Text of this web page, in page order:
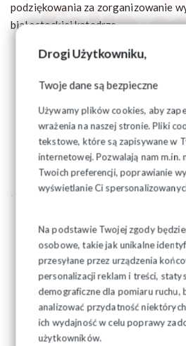
Drogi Użytkowniku,
Twoje dane są bezpieczne
Używamy plików cookies, aby
wrażenia na naszej stronie. Pliki
tekstowe, które są zapisywane w
internetowej. Pozwalają nam m.in.
Twoich preferencji, poprawianie
wyświetlanie Ci
Na podstawie Twojej zgody
osobowe, takie jak unikalne
przesyłane przez urządzenia
personalizacji reklam i treści,
demograficzne dla pomiaru ruchu,
analizować przydatność
ich wydajność w celu poprawy
użytkowników.
podziękowania za zorganizowanie
białostockiej katedrze.